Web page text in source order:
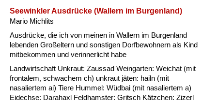
Seewinkler Ausdrücke (Wallern im Burgenland)
Mario Michlits
Ausdrücke, die ich von meinen in Wallern im Burgenland
lebenden Großeltern und sonstigen Dorfbewohnern als Kind
mitbekommen und verinnerlicht habe
Landwirtschaft Unkraut: Zaussad Weingarten: Weichat (mit
frontalem, schwachem ch) unkraut jäten: hailn (mit
nasaliertem ai) Tiere Hummel: Wüdbai (mit nasaliertem a)
Eidechse: Darahaxl Feldhamster: Gritsch Kätzchen: Zizerl